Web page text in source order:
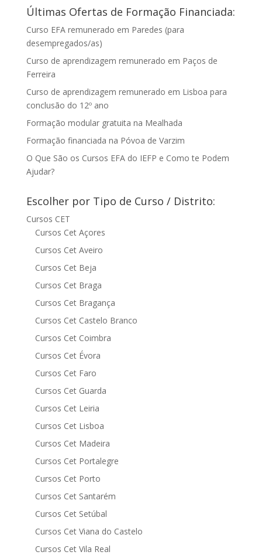
Últimas Ofertas de Formação Financiada:
Curso EFA remunerado em Paredes (para
desempregados/as)
Curso de aprendizagem remunerado em Paços de
Ferreira
Curso de aprendizagem remunerado em Lisboa para
conclusão do 12º ano
Formação modular gratuita na Mealhada
Formação financiada na Póvoa de Varzim
O Que São os Cursos EFA do IEFP e Como te Podem
Ajudar?
Escolher por Tipo de Curso / Distrito:
Cursos CET
Cursos Cet Açores
Cursos Cet Aveiro
Cursos Cet Beja
Cursos Cet Braga
Cursos Cet Bragança
Cursos Cet Castelo Branco
Cursos Cet Coimbra
Cursos Cet Évora
Cursos Cet Faro
Cursos Cet Guarda
Cursos Cet Leiria
Cursos Cet Lisboa
Cursos Cet Madeira
Cursos Cet Portalegre
Cursos Cet Porto
Cursos Cet Santarém
Cursos Cet Setúbal
Cursos Cet Viana do Castelo
Cursos Cet Vila Real